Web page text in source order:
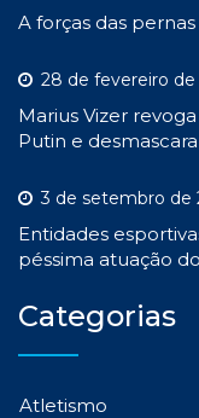
A forças das
28 de fevereiro de
Marius Vizer
Putin e
3 de setembro de
Entidades
péssima atuação
Categorias
Atletismo